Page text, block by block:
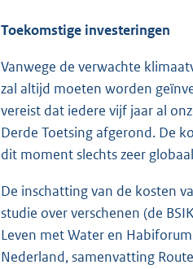
Toekomstige investeringen
Vanwege de verwachte
zal altijd moeten worden
vereist dat iedere vijf jaar al
Derde Toetsing afgerond. De
dit moment slechts zeer
De inschatting van de kosten
studie over verschenen (de
Leven met Water en
Nederland, samenvatting